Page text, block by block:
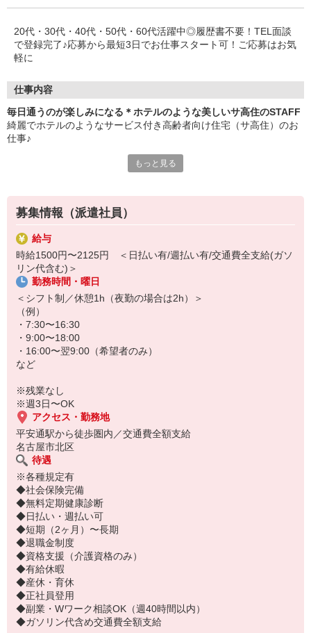
20代・30代・40代・50代・60代活躍中◎履歴書不要！TEL面談
で登録完了♪応募から最短3日でお仕事スタート可！ご応募はお気
軽に
仕事内容
毎日通うのが楽しみになる＊ホテルのような美しいサ高住のSTAFF
綺麗でホテルのようなサービス付き高齢者向け住宅（サ高住）のお
仕事♪
・施設内やお部屋の簡単なお掃除
・お話し相手やレクリエーションのサポート
など
いつも清潔に保たれた美しい館内は、一歩足を踏み入れるだけで背
筋が伸び、温かい気持ちで1日をスタートできます♪
毎日入居者さんとお話をするので、カフェやホテルなどの接客業の
経験がある方は、培ったスキルを大いに活かせる環境です◎
もっと見る
募集情報（派遣社員）
給与
時給1500円〜2125円 ＜日払い有/週払い有/交通費全支給(ガソ
リン代含む)＞
勤務時間・曜日
＜シフト制／休憩1h（夜勤の場合は2h）＞
（例）
・7:30〜16:30
・9:00〜18:00
・16:00〜翌9:00（希望者のみ）
など
※残業なし
※週3日〜OK
アクセス・勤務地
平安通駅から徒歩圏内／交通費全額支給
名古屋市北区
待遇
※各種規定有
◆社会保険完備
◆無料定期健康診断
◆日払い・週払い可
◆短期（2ヶ月）〜長期
◆退職金制度
◆資格支援（介護資格のみ）
◆有給休暇
◆産休・育休
◆正社員登用
◆副業・Wワーク相談OK（週40時間以内）
◆ガソリン代含め交通費全額支給